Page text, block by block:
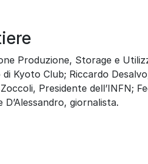
Produzione, Storage e
Kyoto Club; Riccardo
Presidente dell’INFN;
giornalista.